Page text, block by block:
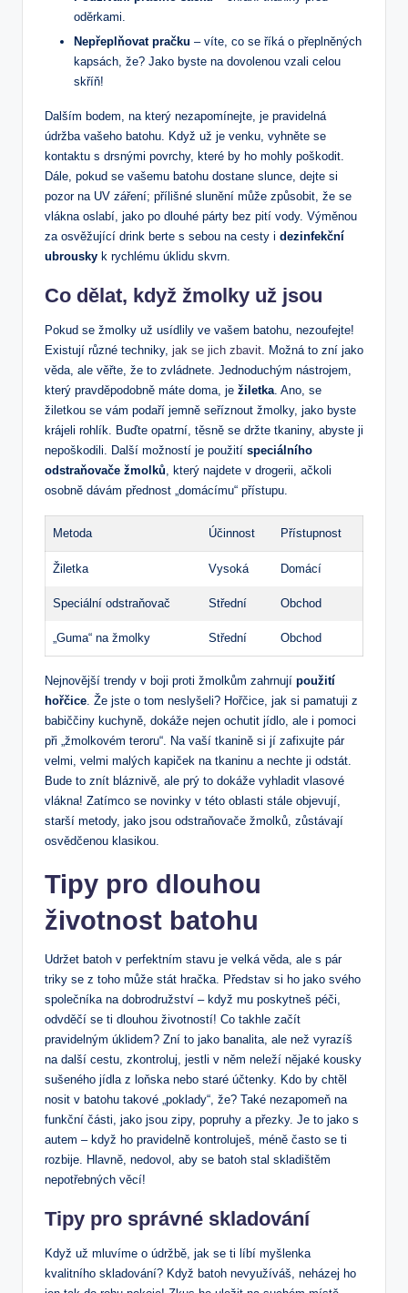
oděrkami.
Nepřeplňovat pračku – víte, co se říká o přeplněných
kapsách, že? Jako byste ⁣na ⁣dovolenou‌ vzali⁤ celou
skříň!
Dalším bodem,​ na který nezapomínejte, ‍je pravidelná‍
údržba​ vašeho batohu.‌ Když už ‌je venku, ⁣vyhněte se
kontaktu s⁤ drsnými povrchy, které by ho mohly⁢ poškodit.
Dále, ⁣pokud se​ vašemu batohu dostane slunce, dejte si
pozor na UV záření; přílišné ​slunění může způsobit,⁣ že se​
vlákna⁤ oslabí, jako ‌po dlouhé⁣ párty bez pití⁢ vody. Výměnou
za ⁢osvěžující drink berte s​ sebou na cesty i dezinfekční
ubrousky k rychlému⁤ úklidu skvrn.
Co dělat, když žmolky ⁤už jsou
Pokud se žmolky už usídlily ve vašem batohu, nezoufejte!
Existují různé techniky, jak se jich zbavit.⁣ Možná to zní jako
věda, ale věřte, že to zvládnete. Jednoduchým‌ nástrojem,
který pravděpodobně máte doma, je žiletka. ‌Ano, se
žiletkou se vám podaří jemně seříznout žmolky, jako byste
krájeli rohlík. Buďte opatrní, těsně ⁣se⁤ držte tkaniny, abyste ji
nepoškodili. Další možností je použití speciálního⁣
odstraňovače žmolků, který ‍najdete v drogerii, ačkoli
osobně⁢ dávám přednost ⁤„domácímu“ přístupu.
Metoda Účinnost Přístupnost
Žiletka Vysoká Domácí
Speciální odstraňovač Střední Obchod
„Guma“ na žmolky Střední Obchod
Nejnovější trendy v boji proti žmolkům zahrnují použití
hořčice. Že ⁣jste o tom neslyšeli? Hořčice, jak si pamatuji ​z
babiččiny kuchyně, dokáže nejen ​ochutit jídlo, ale i pomoci
při „žmolkovém⁣ teroru“. Na vaší tkanině si jí zafixujte pár
velmi, ‍velmi malých kapiček na tkaninu a⁢ nechte ji odstát.
Bude to znít bláznivě, ale prý to dokáže ⁤vyhladit vlasové ​
vlákna! Zatímco se novinky v této oblasti stále objevují,
starší⁣ metody, jako jsou‍ odstraňovače žmolků, zůstávají
osvědčenou klasikou.
Tipy pro ​dlouhou
‌životnost batohu
Udržet batoh ⁤v perfektním stavu je velká věda, ale s pár
⁣triky se z toho může‌ stát hračka. Představ si ho jako svého
společníka‍ na dobrodružství – ⁢když mu poskytneš péči,‍
odvděčí ⁤se ti dlouhou životností! Co takhle začít
pravidelným úklidem? ⁢Zní to jako​ banalita,⁤ ale než vyrazíš
⁤na další⁣ cestu, zkontroluj, ⁣jestli v⁢ něm neleží nějaké kousky
​sušeného jídla z loňska nebo staré účtenky. Kdo by chtěl
nosit v batohu takové‌ „poklady“, že? Také nezapomeň ‌na
funkční části, jako jsou zipy, popruhy ⁢a přezky. Je to‍ jako s
autem – když ho pravidelně kontroluješ, méně‌ často se ⁢ti
rozbije. Hlavně, nedovol, aby se​ batoh stal ‌skladištěm
nepotřebných věcí!
Tipy pro správné skladování
Když už mluvíme ⁣o ‍údržbě,‍ jak se‌ ti líbí myšlenka
kvalitního skladování? Když batoh nevyužíváš, neházej ho